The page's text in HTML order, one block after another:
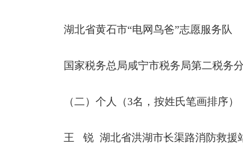
湖北省黄石市“电网鸟爸”志愿服务队
国家税务总局咸宁市税务局第二税务
（二）个人（3名，按姓氏笔画排序）
王 锐 湖北省洪湖市长渠路消防救援